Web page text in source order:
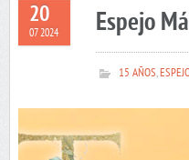
20
07 2024 Espejo
15 AÑOS,